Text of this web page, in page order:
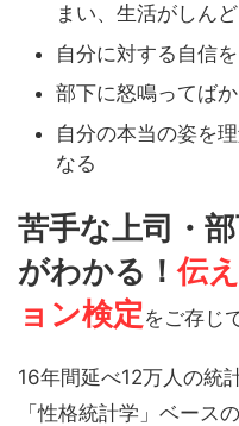
まい、生活がしん
自分に対する自信
部下に怒鳴ってば
自分の本当の姿を
なる
苦手な上司・
がわかる！伝
ョン検定をご存じ
16年間延べ12万人の統
「性格統計学」ベース